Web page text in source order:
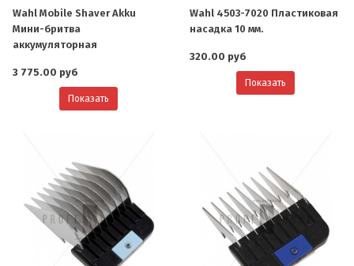
Wahl Mobile Shaver Akku
Мини-бритва
аккумуляторная
3 775.00 руб
Показать
Wahl 4503-7020 Пластиковая
насадка 10 мм.
320.00 руб
Показать